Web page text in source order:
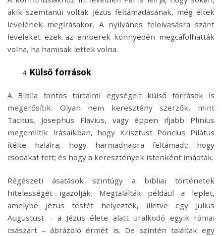
akik szemtanúi voltak Jézus feltámadásának, még éltek
levelének megírásakor. A nyilvános felolvasásra szánt
leveleket ezek az emberek könnyedén megcáfolhatták
volna, ha hamisak lettek volna.
Külső források
A Biblia fontos tartalmi egységeit külső források is
megerősítik. Olyan nem keresztény szerzők, mint
Tacitus, Josephus Flavius, vagy éppen ifjabb Plinius
megemlítik írásaikban, hogy Krisztust Poncius Pilátus
ítélte halálra; hogy harmadnapra feltámadt; hogy
csodákat tett; és hogy a keresztények istenként imádták.
Régészeti ásatások szintúgy a bibliai történetek
hitelességét igazolják. Megtalálták például a leplet,
amelybe Jézus testét helyezték, illetve egy Julius
Augustust – a Jézus élete alatt uralkodó egyik római
császárt – ábrázoló érmét is. De szintén találtak egy